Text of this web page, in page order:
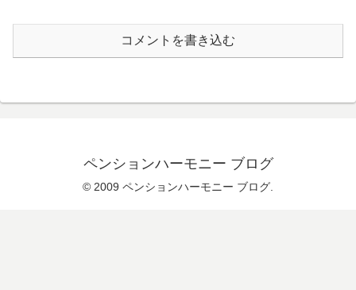
コメントを書き込む
ペンションハーモニー ブログ
© 2009 ペンションハーモニー ブログ.